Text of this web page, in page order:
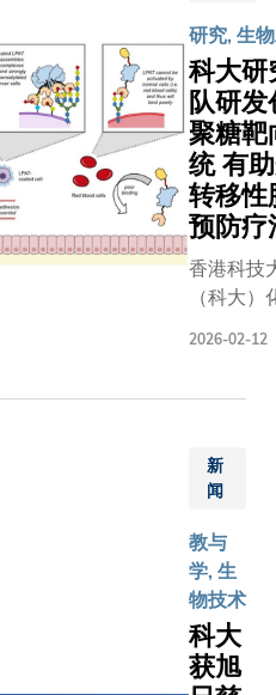
池」。全
对可持续
能解决方
的需求极
殷切。随
全球绿色
源转型步
加快，社
对高效且
定的电池
增加。目
锂离子电
稀缺和能
密度接近
促使探索
离子电池
替代技术
为实现可
续未来铺
赛」亚太
区决赛早
前于浙大
的杭州紫
金港校区
顺利举
行。活动
今年首届
举办，由
斯坦福大
学杜尔可
多所顶尖
教育机构
及国际专
家，携手
打造一个
促进学生
设计、实
践及展示
研究, 生
科大研
队研发
聚糖靶
统 有
转移性
预防疗
香港科技
（科大）
出新型的
向系统，
白聚集疗
（LPAT
过这项技
究团队成
鼠模型中
2026-02-12
新
闻
教与
学, 生
物技术
科大
获旭